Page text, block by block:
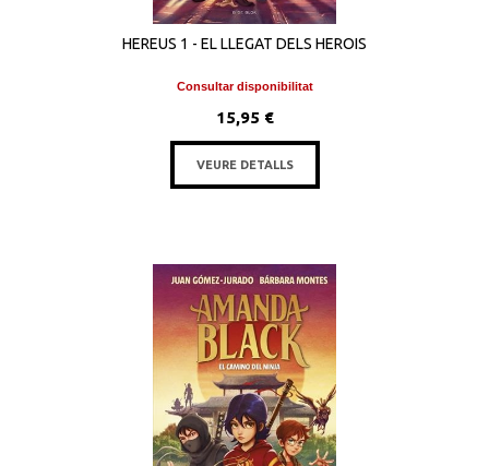
HEREUS 1 - EL LLEGAT DELS HEROIS
Consultar disponibilitat
15,95 €
VEURE DETALLS